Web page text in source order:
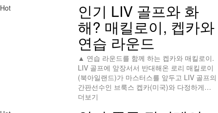
Hot
인기 LIV 골프와 화
해? 매킬로이, 켑카와
연습 라운드
▲ 연습 라운드를 함께 하는 켑카와 매킬로이.​
LIV 골프에 앞장서서 반대해온 로리 매킬로이
(북아일랜드)가 마스터스를 앞두고 LIV 골프의
간판선수인 브룩스 켑카(미국)와 다정하게…
더보기